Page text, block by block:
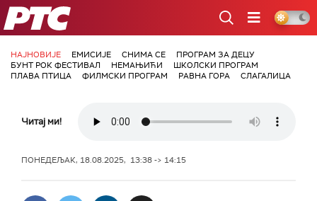
РТС
НАЈНОВИЈЕ ЕМИСИЈЕ СНИМА СЕ
ПРОГРАМ ЗА ДЕЦУ
БУНТ РОК ФЕСТИВАЛ
НЕМАЊИЋИ
ШКОЛСКИ ПРОГРАМ
ПЛАВА ПТИЦА
ФИЛМСКИ ПРОГРАМ РАВНА ГОРА СЛАГАЛИЦА
Читај ми!
ПОНЕДЕЉАК, 18.08.2025, 13:38 -> 14:15